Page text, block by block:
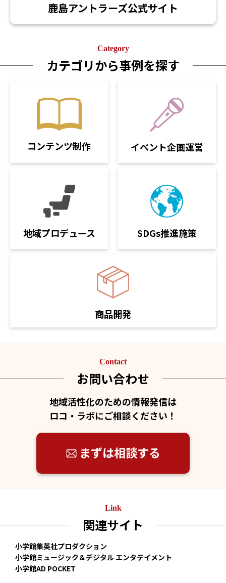
鹿島アントラーズ公式サイト
Category
カテゴリから事例を探す
コンテンツ制作 イベント企画運営
地域プロデュース SDGs推進施策
商品開発
Contact
お問い合わせ
地域活性化のための情報発信は
ロコ・ラボにご相談ください！
まずは相談する
Link
関連サイト
小学館集英社プロダクション
小学館ミュージック＆デジタル エンタテイメント
小学館AD POCKET